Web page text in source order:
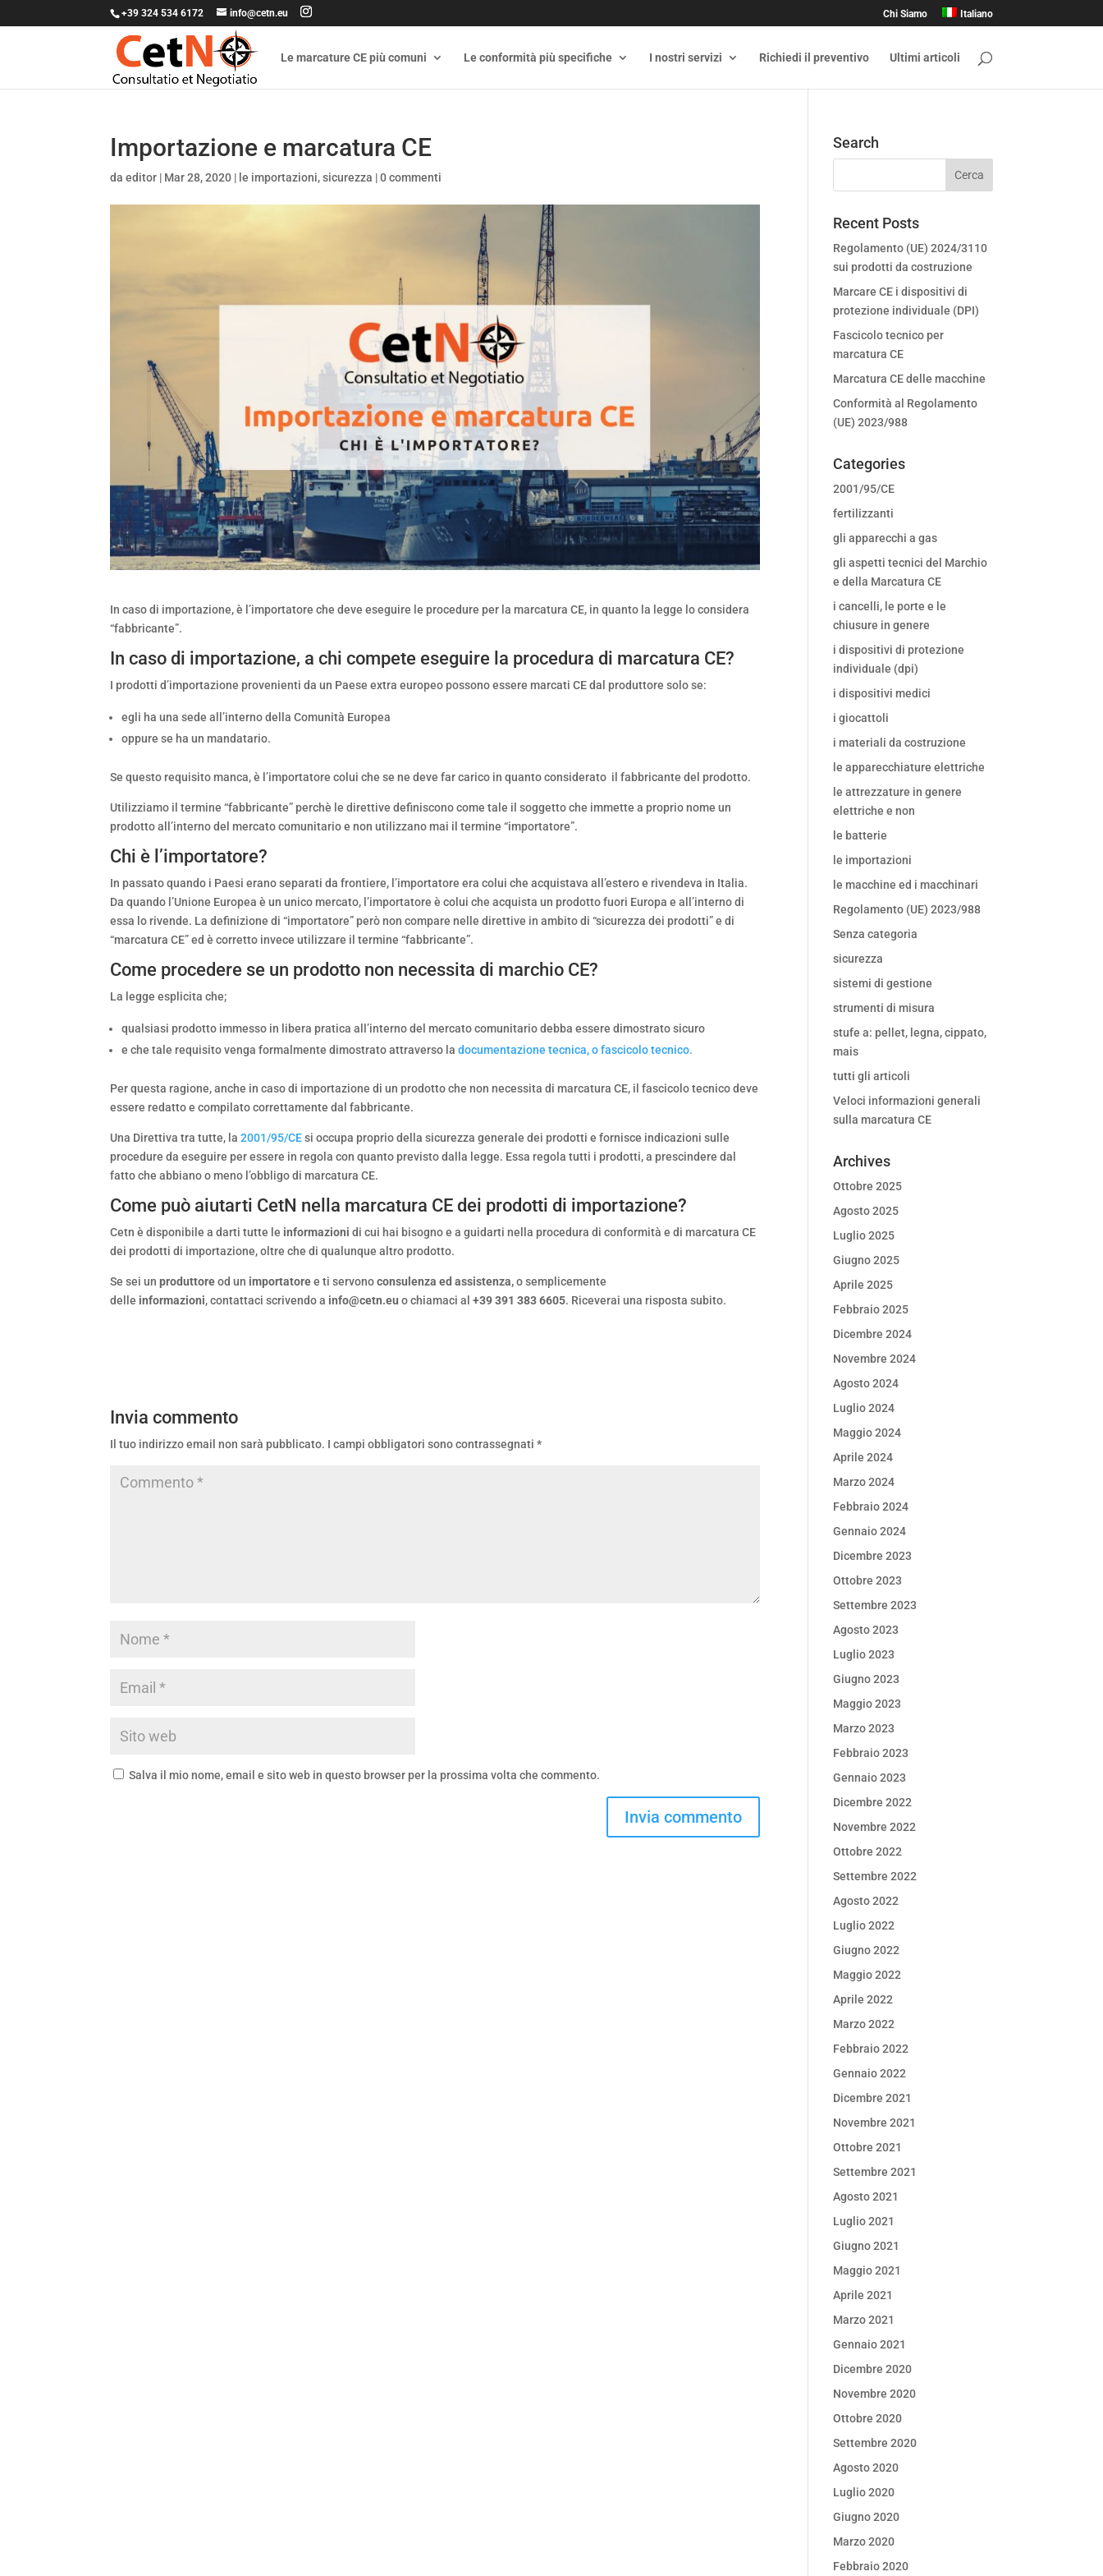
+39 324 534 6172 info@cetn.eu Chi Siamo Italiano
Le marcature CE più comuni Le conformità più specifiche I nostri servizi Richiedi il preventivo Ultimi articoli
Importazione e marcatura CE
daeditor | Mar 28, 2020 | le importazioni,sicurezza |0 commenti
In caso di importazione, è l’importatore che deve eseguire le procedure per la marcatura CE, in quanto la legge lo considera
“fabbricante”.
In caso di importazione, a chi compete eseguire la procedura di marcatura CE?
I prodotti d’importazione provenienti da un Paese extra europeo possono essere marcati CE dal produttore solo se:
egli ha una sede all’interno della Comunità Europea
oppure se ha un mandatario.
Se questo requisito manca, è l’importatore colui che se ne deve far carico in quanto considerato il fabbricante del prodotto.
Utilizziamo il termine “fabbricante” perchè le direttive definiscono come tale il soggetto che immette a proprio nome un
prodotto all’interno del mercato comunitario e non utilizzano mai il termine “importatore”.
Chi è l’importatore?
In passato quando i Paesi erano separati da frontiere, l’importatore era colui che acquistava all’estero e rivendeva in Italia.
Da quando l’Unione Europea è un unico mercato, l’importatore è colui che acquista un prodotto fuori Europa e all’interno di
essa lo rivende. La definizione di “importatore” però non compare nelle direttive in ambito di “sicurezza dei prodotti” e di
“marcatura CE” ed è corretto invece utilizzare il termine “fabbricante”.
Come procedere se un prodotto non necessita di marchio CE?
La legge esplicita che;
qualsiasi prodotto immesso in libera pratica all’interno del mercato comunitario debba essere dimostrato sicuro
e che tale requisito venga formalmente dimostrato attraverso ladocumentazione tecnica, o fascicolo tecnico.
Per questa ragione, anche in caso di importazione di un prodotto che non necessita di marcatura CE, il fascicolo tecnico deve
essere redatto e compilato correttamente dal fabbricante.
Una Direttiva tra tutte, la2001/95/CEsi occupa proprio della sicurezza generale dei prodotti e fornisce indicazioni sulle
procedure da eseguire per essere in regola con quanto previsto dalla legge. Essa regola tutti i prodotti, a prescindere dal
fatto che abbiano o meno l’obbligo di marcatura CE.
Come può aiutarti CetN nella marcatura CE dei prodotti di importazione?
Cetn è disponibile a darti tutte le informazionidi cui hai bisogno e a guidarti nella procedura di conformità e di marcatura CE
dei prodotti di importazione, oltre che di qualunque altro prodotto.
Se sei unproduttoreod un importatoree ti servonoconsulenza ed assistenza,o semplicemente
delle informazioni, contattaci scrivendo a info@cetn.eu o chiamaci al+39 391 383 6605. Riceverai una risposta subito.
Invia commento
Il tuo indirizzo email non sarà pubblicato. I campi obbligatori sono contrassegnati*
Salva il mio nome, email e sito web in questo browser per la prossima volta che commento.
Search
Recent Posts
Regolamento (UE) 2024/3110
sui prodotti da costruzione
Marcare CE i dispositivi di
protezione individuale (DPI)
Fascicolo tecnico per
marcatura CE
Marcatura CE delle macchine
Conformità al Regolamento
(UE) 2023/988
Categories
2001/95/CE
fertilizzanti
gli apparecchi a gas
gli aspetti tecnici del Marchio
e della Marcatura CE
i cancelli, le porte e le
chiusure in genere
i dispositivi di protezione
individuale (dpi)
i dispositivi medici
i giocattoli
i materiali da costruzione
le apparecchiature elettriche
le attrezzature in genere
elettriche e non
le batterie
le importazioni
le macchine ed i macchinari
Regolamento (UE) 2023/988
Senza categoria
sicurezza
sistemi di gestione
strumenti di misura
stufe a: pellet, legna, cippato,
mais
tutti gli articoli
Veloci informazioni generali
sulla marcatura CE
Archives
Ottobre 2025
Agosto 2025
Luglio 2025
Giugno 2025
Aprile 2025
Febbraio 2025
Dicembre 2024
Novembre 2024
Agosto 2024
Luglio 2024
Maggio 2024
Aprile 2024
Marzo 2024
Febbraio 2024
Gennaio 2024
Dicembre 2023
Ottobre 2023
Settembre 2023
Agosto 2023
Luglio 2023
Giugno 2023
Maggio 2023
Marzo 2023
Febbraio 2023
Gennaio 2023
Dicembre 2022
Novembre 2022
Ottobre 2022
Settembre 2022
Agosto 2022
Luglio 2022
Giugno 2022
Maggio 2022
Aprile 2022
Marzo 2022
Febbraio 2022
Gennaio 2022
Dicembre 2021
Novembre 2021
Ottobre 2021
Settembre 2021
Agosto 2021
Luglio 2021
Giugno 2021
Maggio 2021
Aprile 2021
Marzo 2021
Gennaio 2021
Dicembre 2020
Novembre 2020
Ottobre 2020
Settembre 2020
Agosto 2020
Luglio 2020
Giugno 2020
Marzo 2020
Febbraio 2020